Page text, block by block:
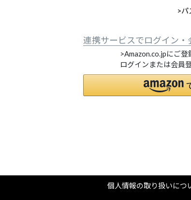
>パ
連携サービスでログイン・
>Amazon.co.jpにご
ログインまたは会員
個人情報の取り扱いに